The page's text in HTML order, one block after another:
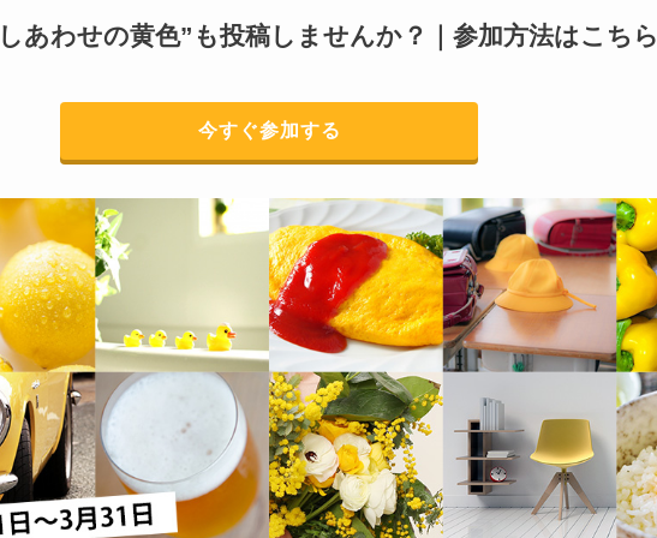
あわせの黄色”も投稿しませんか？｜参加方法はこちら
今すぐ参加する